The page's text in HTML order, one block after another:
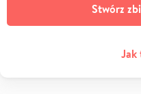
Stwórz
Jak